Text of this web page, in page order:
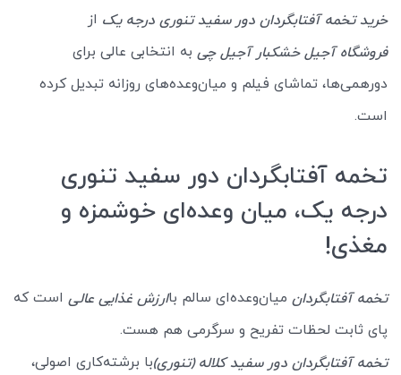
خرید تخمه آفتابگردان دور سفید تنوری درجه یک از
فروشگاه آجیل خشکبار آجیل چی به انتخابی عالی برای
دورهمی‌ها، تماشای فیلم و میان‌وعده‌های روزانه تبدیل کرده
است.
تخمه آفتابگردان دور سفید تنوری
درجه یک، میان وعده‌ای خوشمزه و
مغذی!
تخمه آفتابگردان میان‌وعده‌ای سالم باارزش غذایی عالی است که
پای ثابت لحظات تفریح و سرگرمی هم هست.
تخمه آفتابگردان دور سفید کلاله (تنوری)با برشته‌کاری اصولی،